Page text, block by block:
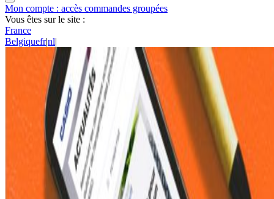
Mon compte : accès commandes groupées
Vous êtes sur le site :
France
Belgiquefr|nl|